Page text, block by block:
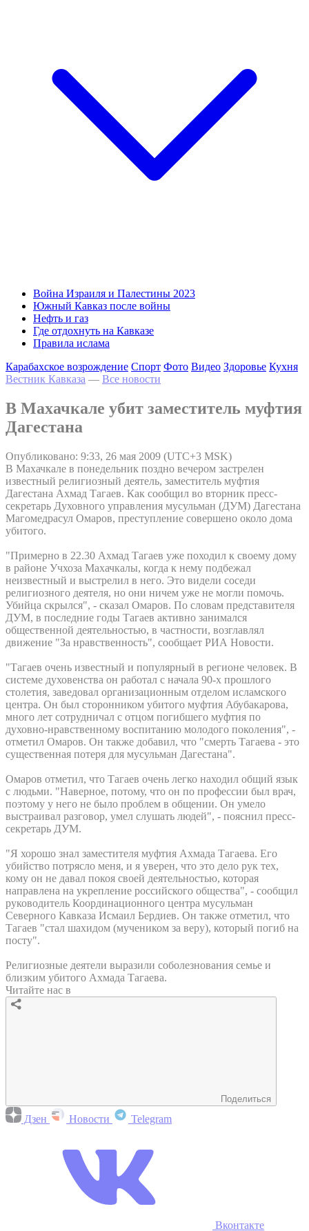
Война Израиля и Палестины 2023
Южный Кавказ после войны
Нефть и газ
Где отдохнуть на Кавказе
Правила ислама
Карабахское возрождение Спорт Фото Видео Здоровье Кухня
Вестник Кавказа — Все новости
В Махачкале убит заместитель муфтия
Дагестана
Опубликовано: 9:33, 26 мая 2009 (UTC+3 MSK)
В Махачкале в понедельник поздно вечером застрелен
известный религиозный деятель, заместитель муфтия
Дагестана Ахмад Тагаев. Как сообщил во вторник пресс-
секретарь Духовного управления мусульман (ДУМ) Дагестана
Магомедрасул Омаров, преступление совершено около дома
убитого.
"Примерно в 22.30 Ахмад Тагаев уже походил к своему дому
в районе Учхоза Махачкалы, когда к нему подбежал
неизвестный и выстрелил в него. Это видели соседи
религиозного деятеля, но они ничем уже не могли помочь.
Убийца скрылся", - сказал Омаров. По словам представителя
ДУМ, в последние годы Тагаев активно занимался
общественной деятельностью, в частности, возглавлял
движение "За нравственность", сообщает РИА Новости.
"Тагаев очень известный и популярный в регионе человек. В
системе духовенства он работал с начала 90-х прошлого
столетия, заведовал организационным отделом исламского
центра. Он был сторонником убитого муфтия Абубакарова,
много лет сотрудничал с отцом погибшего муфтия по
духовно-нравственному воспитанию молодого поколения", -
отметил Омаров. Он также добавил, что "смерть Тагаева - это
существенная потеря для мусульман Дагестана".
Омаров отметил, что Тагаев очень легко находил общий язык
с людьми. "Наверное, потому, что он по профессии был врач,
поэтому у него не было проблем в общении. Он умело
выстраивал разговор, умел слушать людей", - пояснил пресс-
секретарь ДУМ.
"Я хорошо знал заместителя муфтия Ахмада Тагаева. Его
убийство потрясло меня, и я уверен, что это дело рук тех,
кому он не давал покоя своей деятельностью, которая
направлена на укрепление российского общества", - сообщил
руководитель Координационного центра мусульман
Северного Кавказа Исмаил Бердиев. Он также отметил, что
Тагаев "стал шахидом (мучеником за веру), который погиб на
посту".
Религиозные деятели выразили соболезнования семье и
близким убитого Ахмада Тагаева.
Читайте нас в
Поделиться
Дзен Новости Telegram
Вконтакте